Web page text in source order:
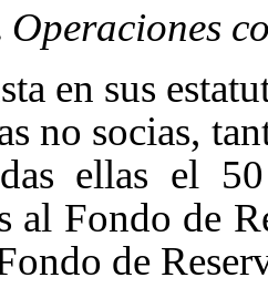
Operaciones
en sus
no socias,
ellas el
al Fondo de
de